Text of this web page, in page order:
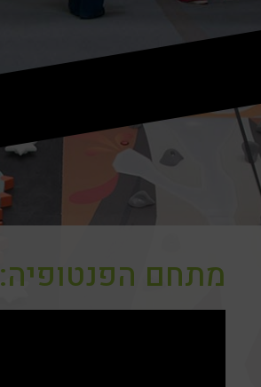
מתחם הפנטופיה: